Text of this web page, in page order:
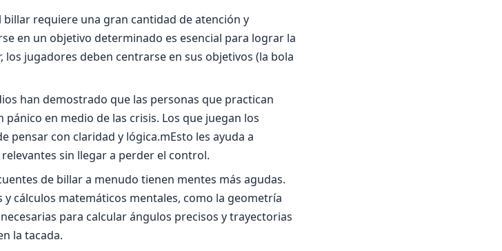
billar requiere una gran cantidad de atención y
en un objetivo determinado es esencial para lograr la
los jugadores deben centrarse en sus objetivos (la bola
han demostrado que las personas que practican
en medio de las crisis. Los que juegan los
pensar con claridad y lógica.mEsto les ayuda a
sin llegar a perder el control.
de billar a menudo tienen mentes más agudas.
cálculos matemáticos mentales, como la geometría
para calcular ángulos precisos y trayectorias
la tacada.